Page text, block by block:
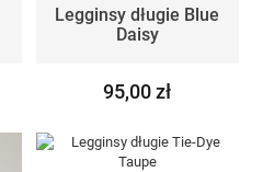
Legginsy długie Blue
Daisy
95,00 zł